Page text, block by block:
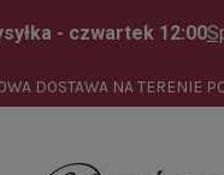
DOSTAWA NA TERENIE